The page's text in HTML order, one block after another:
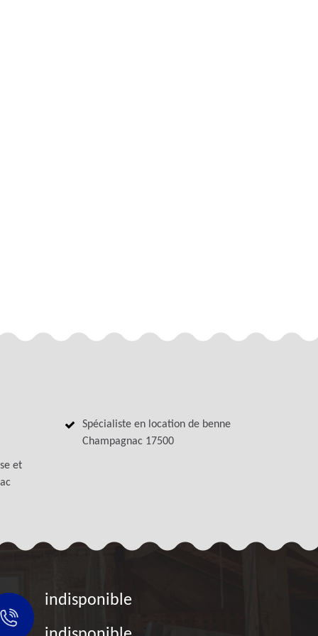
et
Spécialiste en location de benne
Champagnac 17500
indisponible